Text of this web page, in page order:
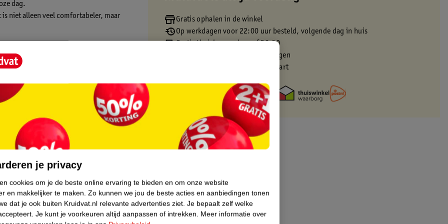
dag.
niet alleen veel comfortabeler, maar
komt verrassend vaak voor en kan
meer dan 1.1 miljoen mannen en
zwakke blaas genoemd.
Gratis ophalen in de winkel
Op werkdagen voor 22:00 uur besteld, volgende dag in huis
Gratis thuisbezorgd vanaf 50.00
Gratis retourneren binnen 30 dagen
Gratis punten met je Kruidvat kaart
je privacy
cookies om je de beste online ervaring te bieden en om onze website
en makkelijker te maken. Zo kunnen we jou de beste acties en aanbiedingen tonen
dat je ook buiten Kruidvat.nl relevante advertenties ziet. Je bepaalt zelf welke
Je kunt je voorkeuren altijd aanpassen of intrekken. Meer informatie over